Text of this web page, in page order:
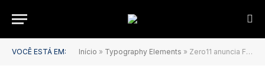
VOCÊ ESTÁ EM: Início » Typography Elements » Zero11 anuncia Fernando Godoy como novo sócio e CCO